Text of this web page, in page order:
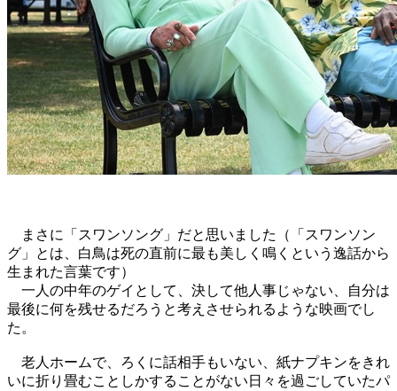
まさに「スワンソング」だと思いました（「スワンソン
グ」とは、白鳥は死の直前に最も美しく鳴くという逸話から
生まれた言葉です）
一人の中年のゲイとして、決して他人事じゃない、自分は
最後に何を残せるだろうと考えさせられるような映画でし
た。
老人ホームで、ろくに話相手もいない、紙ナプキンをきれ
いに折り畳むことしかすることがない日々を過ごしていたパ